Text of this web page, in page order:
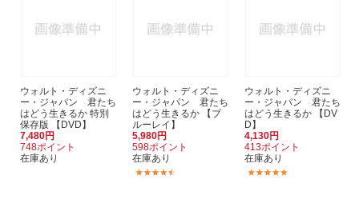
ウォルト・ディズニ
ー・ジャパン 君たち
はどう生きるか 特別
保存版 【DVD】
7,480円
748ポイント
在庫あり
ウォルト・ディズニ
ー・ジャパン 君たち
はどう生きるか 【ブ
ルーレイ】
5,980円
598ポイント
在庫あり
ウォルト・ディズニ
ー・ジャパン 君たち
はどう生きるか 【DV
D】
4,130円
413ポイント
在庫あり